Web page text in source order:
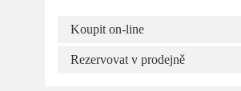
Koupit on-line
Rezervovat v prodejně